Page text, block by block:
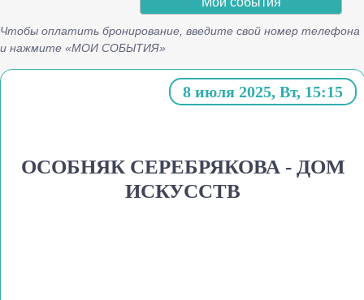
Чтобы оплатить бронирование, введите свой номер телефона
и нажмите «МОИ СОБЫТИЯ»
8 июля 2025, Вт, 15:15
ОСОБНЯК СЕРЕБРЯКОВА - ДОМ
ИСКУССТВ